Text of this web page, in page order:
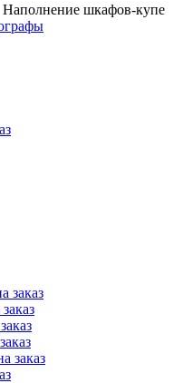
Наполнение шкафов-купе
заказ
заказ